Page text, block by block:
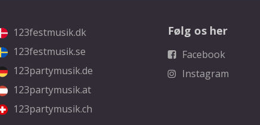
123festmusik.dk
123festmusik.se
123partymusik.de
123partymusik.at
123partymusik.ch
Følg os her
Facebook
Instagram